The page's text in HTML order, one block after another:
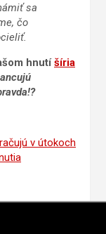
sa
čo
hnutíšíria
v útokoch